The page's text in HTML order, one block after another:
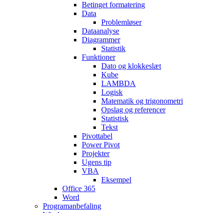
Betinget formatering
Data
Problemløser
Dataanalyse
Diagrammer
Statistik
Funktioner
Dato og klokkeslæt
Kube
LAMBDA
Logisk
Matematik og trigonometri
Opslag og referencer
Statistisk
Tekst
Pivottabel
Power Pivot
Projekter
Ugens tip
VBA
Eksempel
Office 365
Word
Programanbefaling